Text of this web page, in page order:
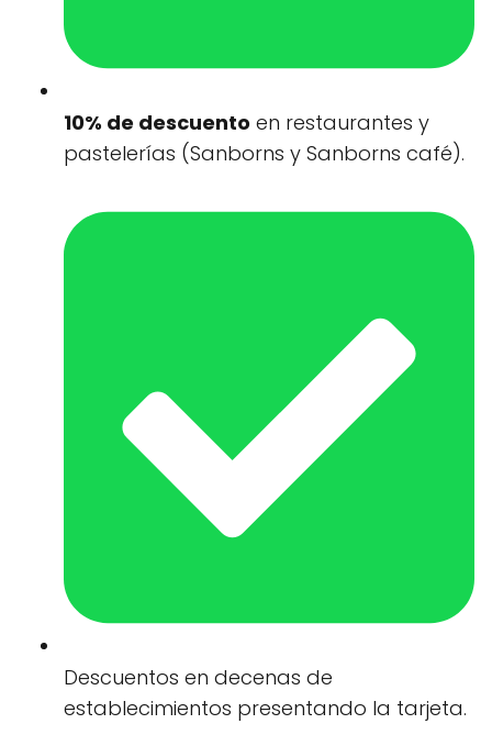
10% de descuento en restaurantes y
pastelerías (Sanborns y Sanborns café).
Descuentos en decenas de
establecimientos presentando la tarjeta.